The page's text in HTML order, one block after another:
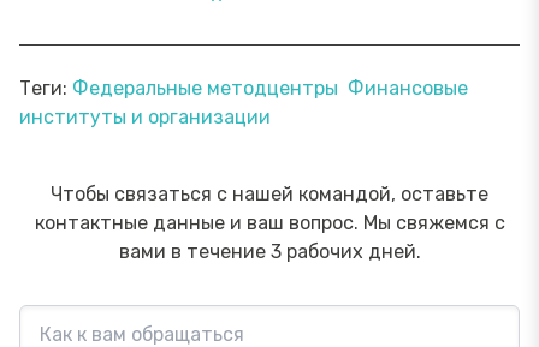
Теги: Федеральные методцентры Финансовые
институты и организации
Чтобы связаться с нашей командой, оставьте
контактные данные и ваш вопрос. Мы свяжемся с
вами в течение 3 рабочих дней.